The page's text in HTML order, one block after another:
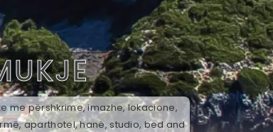
me përshkrime, imazhe, lokacione,
aparthotel, hanë, studio, bed and